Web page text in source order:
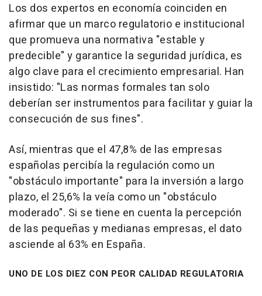
Los dos expertos en economía coinciden en
afirmar que un marco regulatorio e institucional
que promueva una normativa "estable y
predecible" y garantice la seguridad jurídica, es
algo clave para el crecimiento empresarial. Han
insistido: "Las normas formales tan solo
deberían ser instrumentos para facilitar y guiar la
consecución de sus fines".
Así, mientras que el 47,8% de las empresas
españolas percibía la regulación como un
"obstáculo importante" para la inversión a largo
plazo, el 25,6% la veía como un "obstáculo
moderado". Si se tiene en cuenta la percepción
de las pequeñas y medianas empresas, el dato
asciende al 63% en España.
UNO DE LOS DIEZ CON PEOR CALIDAD REGULATORIA